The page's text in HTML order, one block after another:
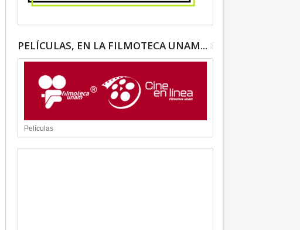
PELÍCULAS, EN LA FILMOTECA UNAM...
Películas